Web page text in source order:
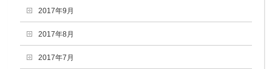
2017年9月
2017年8月
2017年7月